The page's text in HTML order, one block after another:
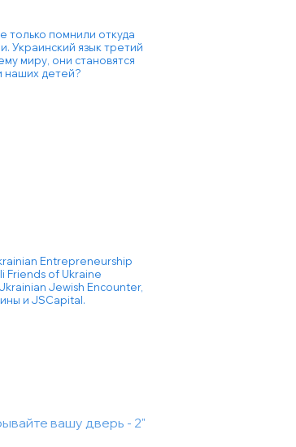
только помнили откуда
Украинский язык третий
миру, они становятся
наших детей?
Entrepreneurship
Friends of Ukraine
Jewish Encounter,
и JSCapital.
вашу дверь - 2"